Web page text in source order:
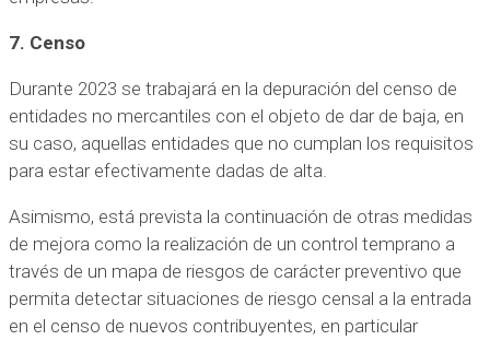
7. Censo
Durante 2023 se trabajará en la depuración del censo de
entidades no mercantiles con el objeto de dar de baja, en
su caso, aquellas entidades que no cumplan los requisitos
para estar efectivamente dadas de alta.
Asimismo, está prevista la continuación de otras medidas
de mejora como la realización de un control temprano a
través de un mapa de riesgos de carácter preventivo que
permita detectar situaciones de riesgo censal a la entrada
en el censo de nuevos contribuyentes, en particular